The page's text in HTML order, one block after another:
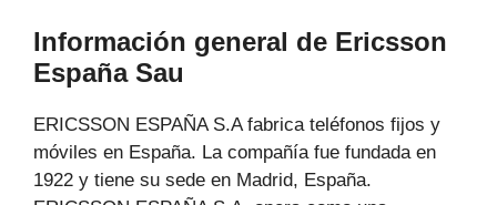
Información general de Ericsson
España Sau
ERICSSON ESPAÑA S.A fabrica teléfonos fijos y
móviles en España. La compañía fue fundada en
1922 y tiene su sede en Madrid, España.